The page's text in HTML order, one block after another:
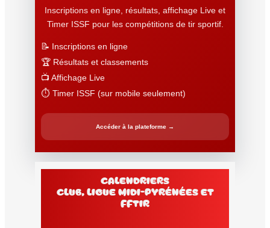
Inscriptions en ligne, résultats, affichage Live et
Timer ISSF pour les compétitions de tir sportif.
📝 Inscriptions en ligne
🏆 Résultats et classements
📺 Affichage Live
⏱️ Timer ISSF (sur mobile seulement)
Accéder à la plateforme →
Calendriers
club, Ligue Midi-Pyrénées et
FFtir